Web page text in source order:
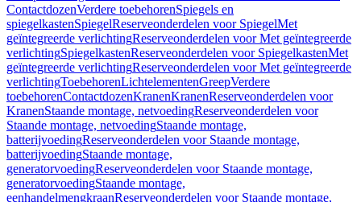
ContactdozenVerdere toebehorenSpiegels en
spiegelkastenSpiegelReserveonderdelen voor SpiegelMet
geïntegreerde verlichtingReserveonderdelen voor Met geïntegreerde
verlichtingSpiegelkastenReserveonderdelen voor SpiegelkastenMet
geïntegreerde verlichtingReserveonderdelen voor Met geïntegreerde
verlichtingToebehorenLichtelementenGreepVerdere
toebehorenContactdozenKranenKranenReserveonderdelen voor
KranenStaande montage, netvoedingReserveonderdelen voor
Staande montage, netvoedingStaande montage,
batterijvoedingReserveonderdelen voor Staande montage,
batterijvoedingStaande montage,
generatorvoedingReserveonderdelen voor Staande montage,
generatorvoedingStaande montage,
eenhandelmengkraanReserveonderdelen voor Staande montage,